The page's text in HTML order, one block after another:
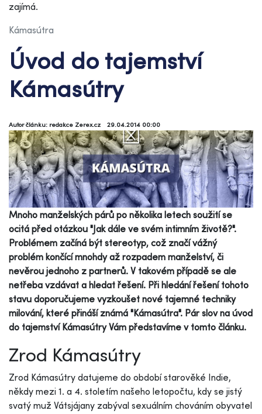
zajímá.
Kámasútra
Úvod do tajemství
Kámasútry
Autor článku: redakce Zerex.cz 29.04.2014 00:00
Mnoho manželských párů po několika letech soužití se
ocitá před otázkou "Jak dále ve svém intimním životě?".
Problémem začíná být stereotyp, což značí vážný
problém končící mnohdy až rozpadem manželství, či
nevěrou jednoho z partnerů. V takovém případě se ale
netřeba vzdávat a hledat řešení. Při hledání řešení tohoto
stavu doporučujeme vyzkoušet nové tajemné techniky
milování, které přináší známá "Kámasútra". Pár slov na úvod
do tajemství Kámasútry Vám představíme v tomto článku.
Zrod Kámasútry
Zrod Kámasútry datujeme do období starověké Indie,
někdy mezi 1. a 4. stoletím našeho letopočtu, kdy se jistý
svatý muž Vátsjájany zabýval sexuálním chováním obyvatel